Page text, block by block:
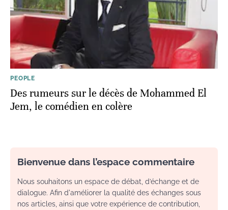
PEOPLE
Des rumeurs sur le décès de Mohammed El
Jem, le comédien en colère
Bienvenue dans l’espace commentaire
Nous souhaitons un espace de débat, d’échange et de
dialogue. Afin d'améliorer la qualité des échanges sous
nos articles, ainsi que votre expérience de contribution,